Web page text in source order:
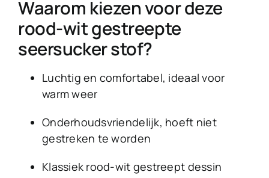
Waarom kiezen voor deze
rood-wit gestreepte
seersucker stof?
Luchtig en comfortabel, ideaal voor
warm weer
Onderhoudsvriendelijk, hoeft niet
gestreken te worden
Klassiek rood-wit gestreept dessin